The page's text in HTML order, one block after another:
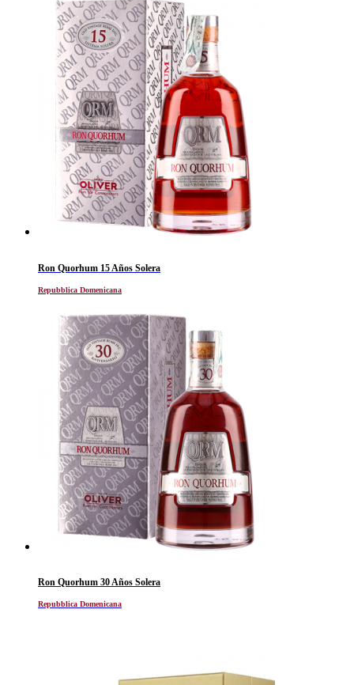
Ron Quorhum 15 Años Solera
Repubblica Domenicana
Ron Quorhum 30 Años Solera
Repubblica Domenicana